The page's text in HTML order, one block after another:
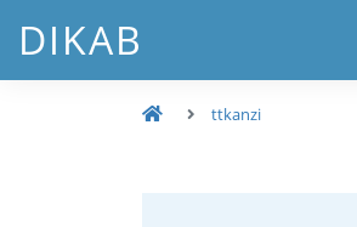
DIKAB
ttkanzi